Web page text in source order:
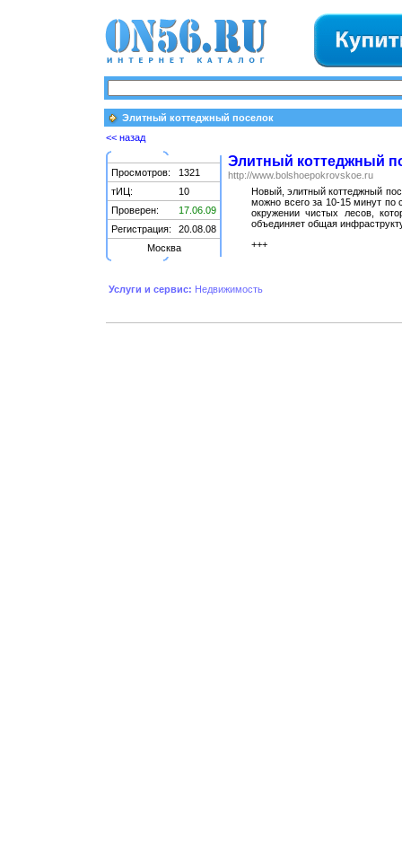
Элитный коттеджный поселок
<< назад
Просмотров:
1321
тИЦ:
10
Проверен:
17.06.09
Регистрация:
20.08.08
Москва
Элитный коттеджный
http://www.bolshoepokrovskoe.ru
Новый, элитный коттеджный
можно всего за 10-15 минут по
окружении чистых лесов,
объединяет общая
+++
Услуги и сервис: Недвижимость